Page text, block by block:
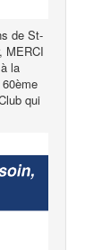
de St-
MERCI
la
qui